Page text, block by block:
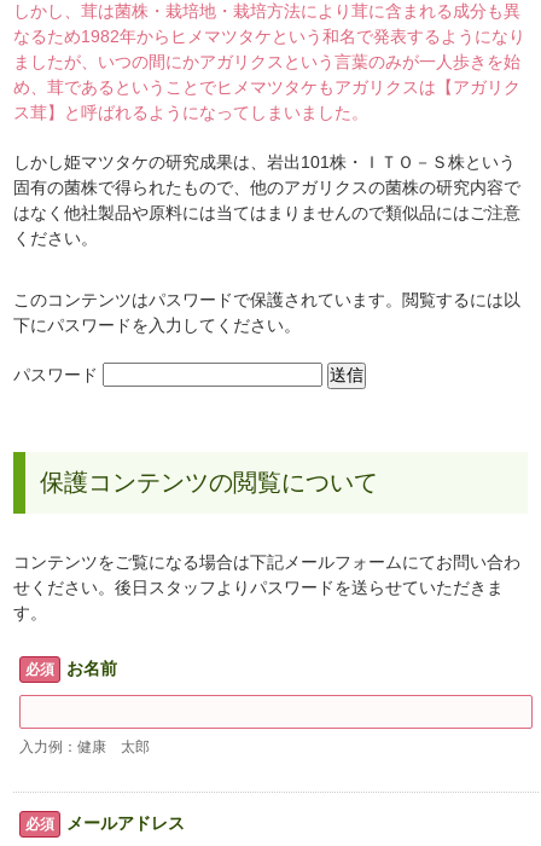
しかし、茸は菌株・栽培地・栽培方法により茸に含まれる成分も異
なるため1982年からヒメマツタケという和名で発表するようになり
ましたが、いつの間にかアガリクスという言葉のみが一人歩きを始
め、茸であるということでヒメマツタケもアガリクスは【アガリク
ス茸】と呼ばれるようになってしまいました。
しかし姫マツタケの研究成果は、岩出101株・ＩＴＯ－Ｓ株という
固有の菌株で得られたもので、他のアガリクスの菌株の研究内容で
はなく他社製品や原料には当てはまりませんので類似品にはご注意
ください。
このコンテンツはパスワードで保護されています。閲覧するには以
下にパスワードを入力してください。
パスワード
保護コンテンツの閲覧について
コンテンツをご覧になる場合は下記メールフォームにてお問い合わ
せください。後日スタッフよりパスワードを送らせていただきま
す。
必須 お名前
入力例：健康 太郎
必須 メールアドレス